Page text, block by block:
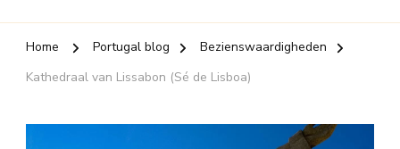
Home Portugal blog
Bezienswaardigheden
Kathedraal van Lissabon (Sé de Lisboa)